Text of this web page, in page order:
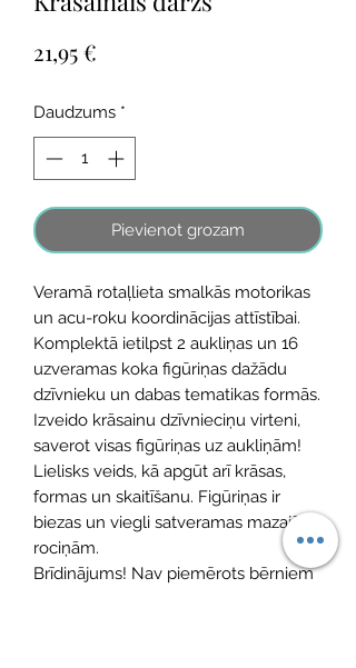
21,95 €
Daudzums *
Pievienot grozam
Veramā rotaļlieta smalkās motorikas
un acu-roku koordinācijas attīstībai.
Komplektā ietilpst 2 aukliņas un 16
uzveramas koka figūriņas dažādu
dzīvnieku un dabas tematikas formās.
Izveido krāsainu dzīvnieciņu virteni,
saverot visas figūriņas uz aukliņām!
Lielisks veids, kā apgūt arī krāsas,
formas un skaitīšanu. Figūriņas ir
biezas un viegli satveramas mazajām
rociņām.
Brīdinājums! Nav piemērots bērniem